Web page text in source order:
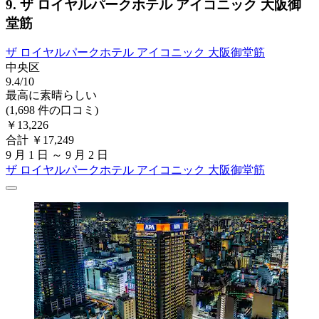
9. ザ ロイヤルパークホテル アイコニック 大阪御
堂筋
ザ ロイヤルパークホテル アイコニック 大阪御堂筋
中央区
9.4/10
最高に素晴らしい
(1,698 件の口コミ)
￥13,226
合計 ￥17,249
9 月 1 日 ～ 9 月 2 日
ザ ロイヤルパークホテル アイコニック 大阪御堂筋